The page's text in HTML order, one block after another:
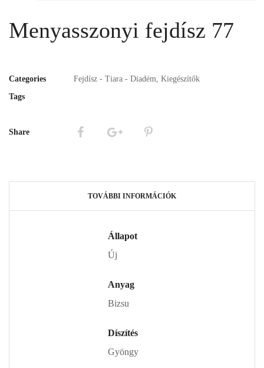
Menyasszonyi fejdísz 77
Categories Fejdísz - Tiara - Diadém, Kiegészítők
Tags
Share
TOVÁBBI INFORMÁCIÓK
Állapot
Új
Anyag
Bizsu
Díszítés
Gyöngy